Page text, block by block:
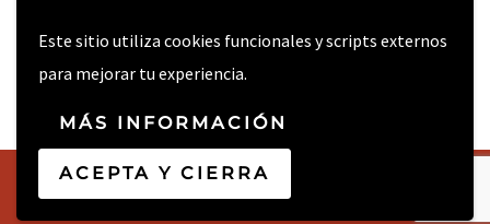
Este sitio utiliza cookies funcionales y scripts externos
para mejorar tu experiencia.
MÁS INFORMACIÓN
ACEPTA Y CIERRA
© 2026 CREATIVEGAN.NET